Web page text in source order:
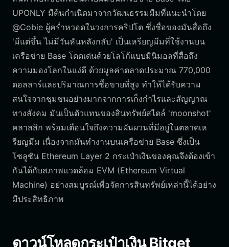
UPONLY มีต้นกำเนิดมาจากวัฒนธรรมมีมที่แนะนำโดย
@Cobie ผู้คร่ำหวอดในวงการคริปโต ซึ่งชื่อของมันสื่อถึง
'มีแต่ขึ้น ไม่มีวันหันหลังกลับ' เป็นเหรียญมีมที่ใช้งานบน
เครือข่าย Base โดดเด่นด้วยโลโก้แบบมินิมอลที่สื่อถึง
ความมองโลกในแง่ดี ด้วยมูลค่าตลาดประมาณ 770,000
ดอลลาร์และปริมาณการซื้อขายที่สูง ทำให้ได้รับความ
สนใจจากชุมชนอย่างมากจากการเก็งกำไรและสัญญาณ
ทางสังคม มันเป็นตัวแทนของสินทรัพย์สไตล์ 'moonshot'
คลาสสิก พร้อมเตือนใจถึงความผันผวนที่มีอยู่ในตลาดเห
รียญมีม เนื่องจากมันทำงานบนเครือข่าย Base ซึ่งเป็น
โซลูชัน Ethereum Layer 2 กระเป๋าเงินของคุณจึงต้องเข้า
กันได้กับสภาพแวดล้อม EVM (Ethereum Virtual
Machine) อย่างสมบูรณ์เพื่อจัดการสินทรัพย์เหล่านี้ได้อย่าง
มีประสิทธิภาพ
ดาวน์โหลดกระเป๋าเงิน Bitget